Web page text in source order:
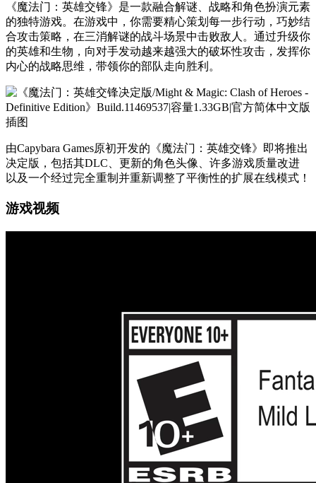
《魔法门：英雄交锋》是一款融合解谜、战略和角色扮演元素
的独特游戏。在游戏中，你需要精心策划每一步行动，巧妙结
合攻击策略，在三消解谜的战斗场景中击败敌人。通过升级你
的英雄和生物，向对手发动越来越强大的破坏性攻击，发挥你
内心的战略思维，带领你的部队走向胜利。
由Capybara Games原初开发的《魔法门：英雄交锋》即将推出
决定版，包括其DLC、更新的角色头像、许多游戏质量改进
以及一个经过完全重制并重新调整了平衡性的扩展在线模式！
游戏视频